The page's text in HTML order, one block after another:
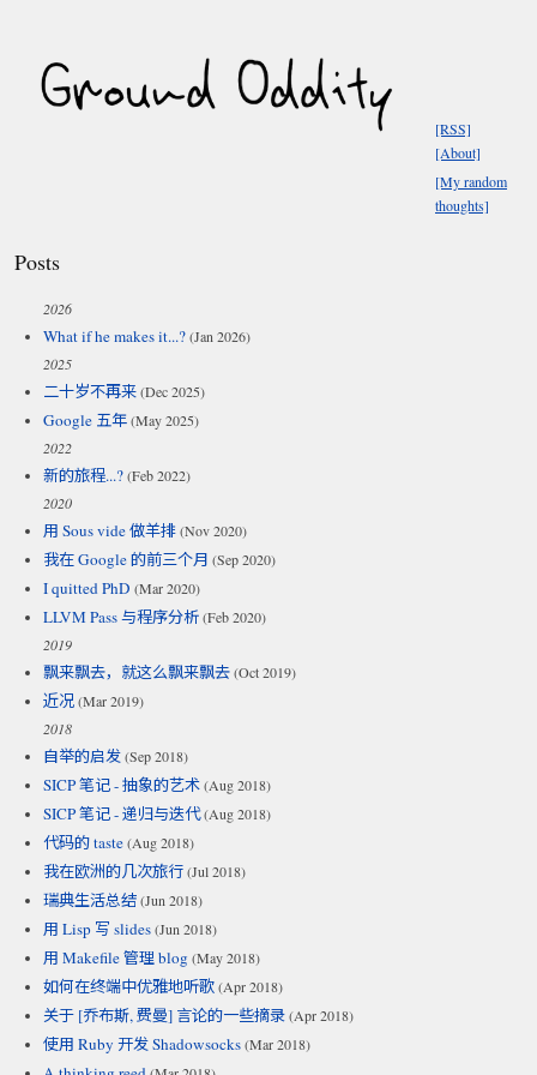
[RSS]
[About]
[My random
thoughts]
Posts
2026
What if he makes it...?(Jan 2026)
2025
二十岁不再来(Dec 2025)
Google 五年(May 2025)
2022
新的旅程...?(Feb 2022)
2020
用 Sous vide 做羊排(Nov 2020)
我在 Google 的前三个月 (Sep 2020)
I quitted PhD (Mar 2020)
LLVM Pass 与程序分析(Feb 2020)
2019
飘来飘去，就这么飘来飘去(Oct 2019)
近况(Mar 2019)
2018
自举的启发(Sep 2018)
SICP 笔记 - 抽象的艺术(Aug 2018)
SICP 笔记 - 递归与迭代(Aug 2018)
代码的 taste(Aug 2018)
我在欧洲的几次旅行(Jul 2018)
瑞典生活总结(Jun 2018)
用 Lisp 写 slides(Jun 2018)
用 Makefile 管理 blog (May 2018)
如何在终端中优雅地听歌(Apr 2018)
关于 [乔布斯, 费曼] 言论的一些摘录(Apr 2018)
使用 Ruby 开发 Shadowsocks(Mar 2018)